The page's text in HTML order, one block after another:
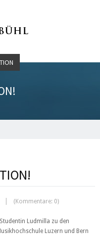
(Kommentare: 0)
Ludmilla zu den
Luzern und Bern